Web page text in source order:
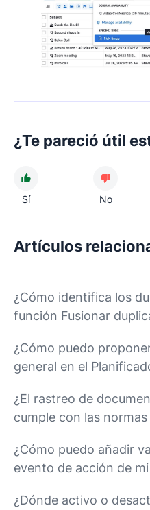
¿Te pareció útil
Sí No
Artículos
¿Cómo identifica los
función Fusionar
¿Cómo puedo
general en el
¿El rastreo de
cumple con las normas
¿Cómo puedo añadir
evento de acción de
¿Dónde activo o